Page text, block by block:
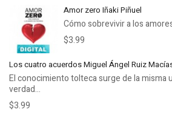
Amor zero Iñaki Piñuel
Cómo sobrevivir a los
$3.99
Los cuatro acuerdos Miguel Ángel Ruiz
El conocimiento tolteca surge de la misma
verdad...
$3.99